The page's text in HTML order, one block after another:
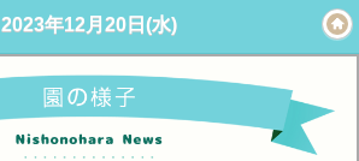
2023年12月20日(水)